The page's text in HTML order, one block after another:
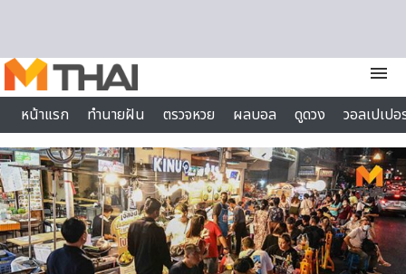
menu
หน้าแรก
ทำนายฝัน ตรวจหวย ผลบอล ดูดวง
วอลเปเป
ไลฟ์สไตล์